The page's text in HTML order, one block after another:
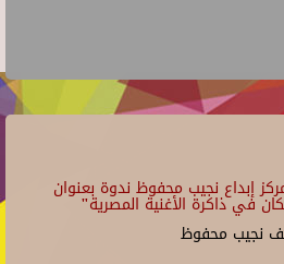
إبداع نجيب محفوظ ندوة بعنوان
في ذاكرة الأغنية المصرية"
نجيب محفوظ